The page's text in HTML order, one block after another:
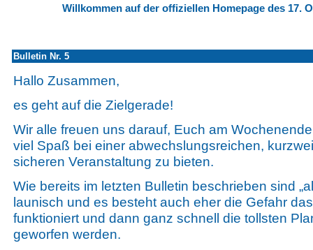
Willkommen auf der offiziellen Homepage des 17.
Bulletin Nr. 5
Hallo Zusammen,
es geht auf die Zielgerade!
Wir alle freuen uns darauf, Euch am
viel Spaß bei einer abwechslungsreichen,
sicheren Veranstaltung zu bieten.
Wie bereits im letzten Bulletin beschrieben sind
launisch und es besteht auch eher die Gefahr
funktioniert und dann ganz schnell die tollsten
geworfen werden.